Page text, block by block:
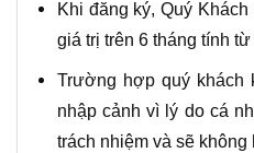
Khi đăng ký, Quý
giá trị trên 6 tháng tính từ
Trường hợp quý khách
nhập cảnh vì lý do cá
trách nhiệm và sẽ không